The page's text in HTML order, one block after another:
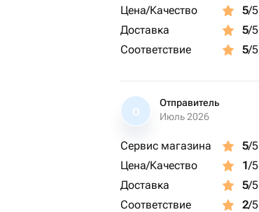
Цена/Качество
5/5
Доставка
5/5
Соответствие
5/5
О
Отправитель
Июль 2026
Сервис магазина 5/5
Цена/Качество
1/5
Доставка
5/5
Соответствие
2/5